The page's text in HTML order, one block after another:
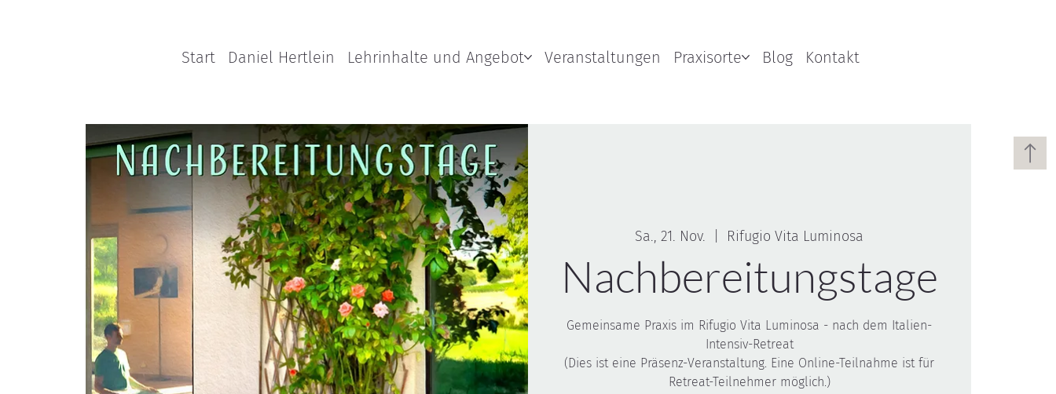
Start Daniel Hertlein Lehrinhalte und Angebot Veranstaltungen Praxisorte Blog Kontakt
Sa., 21. Nov. Rifugio Vita Luminosa
Nachbereitungstage
Gemeinsame Praxis im Rifugio Vita Luminosa - nach dem Italien-
Intensiv-Retreat
(Dies ist eine Präsenz-Veranstaltung. Eine Online-Teilnahme ist für
Retreat-Teilnehmer möglich.)